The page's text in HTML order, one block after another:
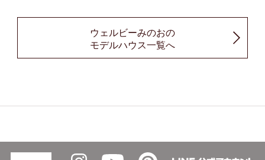
ウェルビーみのおの
モデルハウス一覧へ